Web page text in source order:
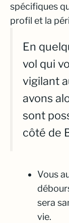
spécifiques
profil et la
En
vol qui
vigilant
avons
sont
côté de
Vous
sera
vie.